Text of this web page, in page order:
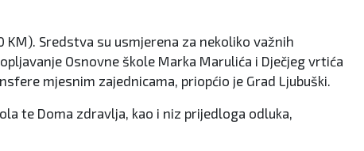
KM). Sredstva su usmjerena za nekoliko važnih
Osnovne škole Marka Marulića i Dječjeg vrtića
mjesnim zajednicama, priopćio je Grad Ljubuški.
te Doma zdravlja, kao i niz prijedloga odluka,